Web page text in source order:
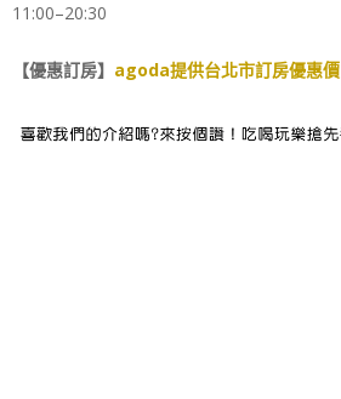
11:00–20:30
【優惠訂房】 agoda提供台北市訂房優惠價